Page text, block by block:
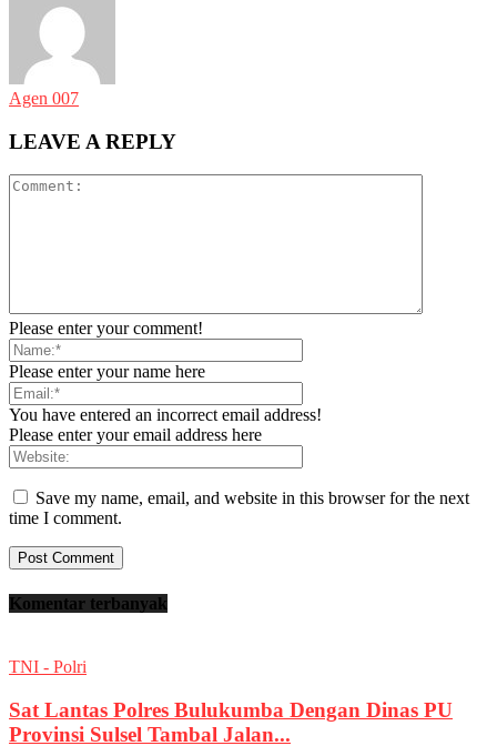
Agen 007
LEAVE A REPLY
Please enter your comment!
Please enter your name here
You have entered an incorrect email address!
Please enter your email address here
Save my name, email, and website in this browser for the next
time I comment.
Komentar terbanyak
TNI - Polri
Sat Lantas Polres Bulukumba Dengan Dinas PU
Provinsi Sulsel Tambal Jalan...